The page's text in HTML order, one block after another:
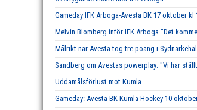
Gameday IFK Arboga-Avesta BK 17 oktober kl
Melvin Blomberg inför IFK Arboga "Det
Målrikt när Avesta tog tre poäng i
Sandberg om Avestas powerplay: "Vi har
Uddamålsförlust mot Kumla
Gameday: Avesta BK-Kumla Hockey 10